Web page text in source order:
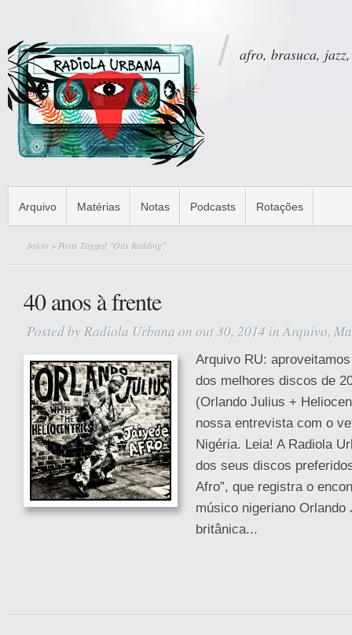
afro, brasuca,
Arquivo Matérias Notas Podcasts Rotações
Início » Posts Tagged "Otis Redding"
40 anos à frente
Posted by Radiola Urbana on out 30, 2014 inArquivo,
Arquivo RU:
dos melhores discos de
(Orlando Julius +
nossa entrevista com o
Nigéria. Leia! A Radiola
dos seus discos
Afro”, que registra o
músico nigeriano Orlando
britânica...